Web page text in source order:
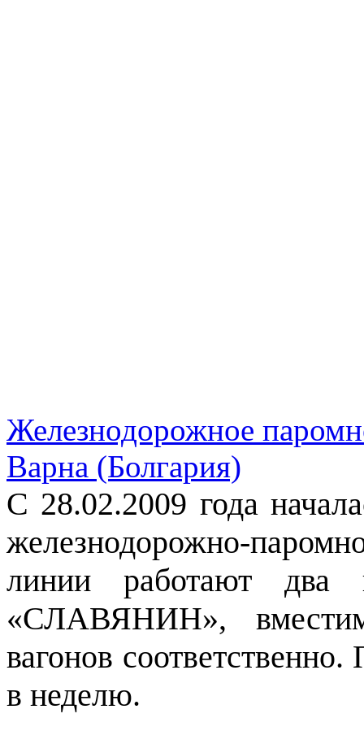
Железнодорожное
Варна (Болгария)
С 28.02.2009 года
железнодорожно-
линии работают
«СЛАВЯНИН»,
вагонов
в неделю.